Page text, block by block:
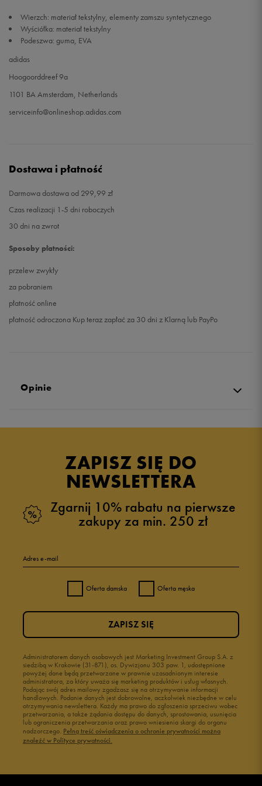
48 31 cm
49 1/3
Wierzch: materiał tekstylny, elementy zamszu syntetycznego
Wyściółka: materiał tekstylny
Podeszwa: guma, EVA
adidas
Hoogoorddreef 9a
1101 BA Amsterdam, Netherlands
serviceinfo@onlineshop.adidas.com
Dostawa i płatność
Darmowa dostawa od 299,99 zł
Czas realizacji 1-5 dni roboczych
30 dni na zwrot
Sposoby płatności:
przelew zwykły
za pobraniem
płatność online
płatność odroczona Kup teraz zapłać za 30 dni z Klarną lub PayPo
Opinie
ZAPISZ SIĘ DO
NEWSLETTERA
Zgarnij 10% rabatu na pierwsze
zakupy za min. 250 zł
Adres e-mail
Oferta damska Oferta męska
Administratorem danych osobowych jest Marketing Investment Group S.A. z
siedzibą w Krakowie (31-871), os. Dywizjonu 303 paw. 1, udostępnione
powyżej dane będą przetwarzane w prawnie uzasadnionym interesie
administratora, za który uważa się marketing produktów i usług własnych.
Podając swój adres mailowy zgadzasz się na otrzymywanie informacji
handlowych. Podanie danych jest dobrowolne, aczkolwiek niezbędne w celu
otrzymywania newslettera. Każdy ma prawo do zgłoszenia sprzeciwu wobec
przetwarzania, a także żądania dostępu do danych, sprostowania, usunięcia
lub ograniczenia przetwarzania oraz prawo wniesienia skargi do organu
nadzorczego. Pełną treść oświadczenia o ochronie prywatności można
znaleźć w Polityce prywatności.
ZAPISZ SIĘ